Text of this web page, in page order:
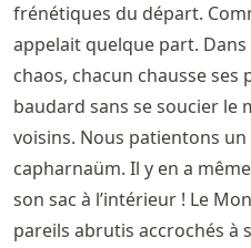
frénétiques du départ.
appelait quelque part.
chaos, chacun chausse ses
baudard sans se soucier le
voisins. Nous patientons
capharnaüm. Il y en a
son sac à l’intérieur ! Le
pareils abrutis accrochés à